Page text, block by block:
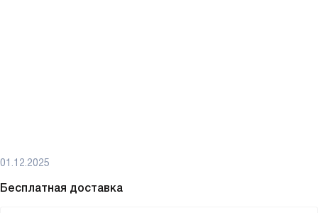
01.12.2025
Бесплатная доставка